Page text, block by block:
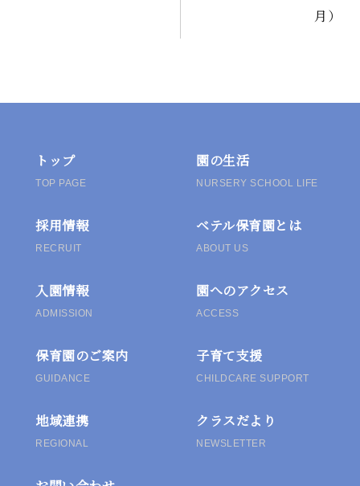
ビ
月）
トップ
TOP PAGE
園の生活
NURSERY SCHOOL LIFE
採用情報
RECRUIT
ベテル保育園とは
ABOUT US
入園情報
ADMISSION
園へのアクセス
ACCESS
保育園のご案内
GUIDANCE
子育て支援
CHILDCARE SUPPORT
地域連携
REGIONAL
クラスだより
NEWSLETTER